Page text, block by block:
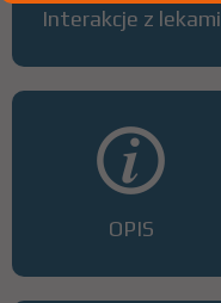
Interakcje z lekami
OPIS